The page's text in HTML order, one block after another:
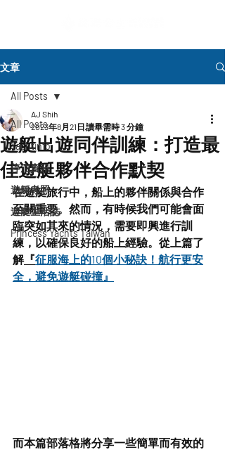
文章
All Posts
Yachtinfo
停泊資訊
遊艇考照
遊艇生活誌
Princess Yachts Taiwan
All Posts
遊艇出遊同伴訓練：打造最
佳遊艇夥伴合作默契
AJ Shih
2023年8月21日讀畢需時 3 分鐘
在遊艇旅行中，船上的夥伴關係與合作
至關重要。然而，有時候我們可能會面
臨突如其來的情況，需要即興進行訓
練，以確保良好的船上經驗。從上篇了
解『征服海上的10個小秘訣！航行更安
全，避免遊艇碰撞』
而本篇部落格將分享一些簡單而有效的